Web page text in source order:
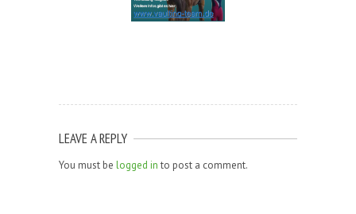
LEAVE A REPLY
You must be logged in to post a comment.